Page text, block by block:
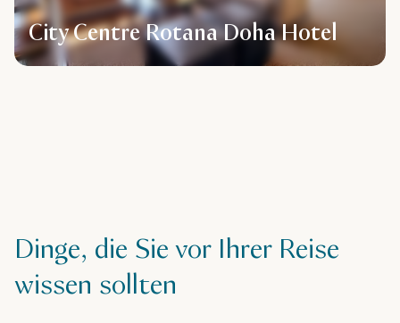
City Centre Rotana Doha Hotel
Dinge, die Sie vor Ihrer Reise
wissen sollten